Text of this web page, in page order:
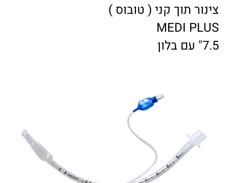
צינור תוך קני ( טובוס )
MEDI PLUS
7.5" עם בלון